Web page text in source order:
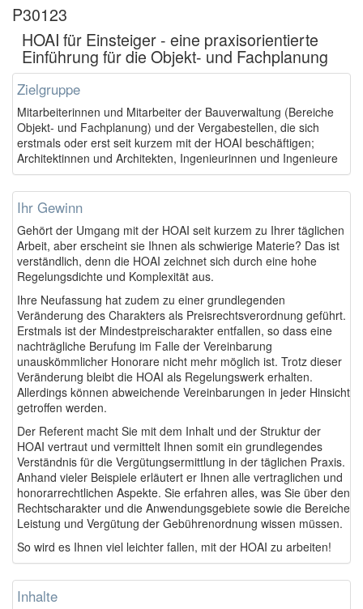
P30123
HOAI für Einsteiger - eine praxisorientierte
Einführung für die Objekt- und Fachplanung
Zielgruppe
Mitarbeiterinnen und Mitarbeiter der Bauverwaltung (Bereiche
Objekt- und Fachplanung) und der Vergabestellen, die sich
erstmals oder erst seit kurzem mit der HOAI beschäftigen;
Architektinnen und Architekten, Ingenieurinnen und Ingenieure
Ihr Gewinn
Gehört der Umgang mit der HOAI seit kurzem zu Ihrer täglichen
Arbeit, aber erscheint sie Ihnen als schwierige Materie? Das ist
verständlich, denn die HOAI zeichnet sich durch eine hohe
Regelungsdichte und Komplexität aus.
Ihre Neufassung hat zudem zu einer grundlegenden
Veränderung des Charakters als Preisrechtsverordnung geführt.
Erstmals ist der Mindestpreischarakter entfallen, so dass eine
nachträgliche Berufung im Falle der Vereinbarung
unauskömmlicher Honorare nicht mehr möglich ist. Trotz dieser
Veränderung bleibt die HOAI als Regelungswerk erhalten.
Allerdings können abweichende Vereinbarungen in jeder Hinsicht
getroffen werden.
Der Referent macht Sie mit dem Inhalt und der Struktur der
HOAI vertraut und vermittelt Ihnen somit ein grundlegendes
Verständnis für die Vergütungsermittlung in der täglichen Praxis.
Anhand vieler Beispiele erläutert er Ihnen alle vertraglichen und
honorarrechtlichen Aspekte. Sie erfahren alles, was Sie über den
Rechtscharakter und die Anwendungsgebiete sowie die Bereiche
Leistung und Vergütung der Gebührenordnung wissen müssen.
So wird es Ihnen viel leichter fallen, mit der HOAI zu arbeiten!
Inhalte